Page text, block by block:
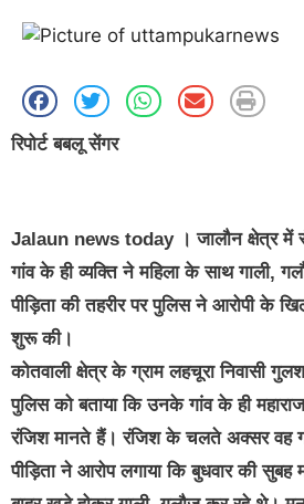
रिपोर्ट बबलू सेंगर
Jalaun news today । जालौन क्षेत्र में
गांव के ही व्यक्ति ने महिला के साथ गाली,
पीड़िता की तहरीर पर पुलिस ने आरोपी के
शुरू की।
कोतवाली क्षेत्र के ग्राम लहचूरा निवासी
पुलिस को बताया कि उनके गांव के ही
रंजिश मानते हैं। रंजिश के चलते अक्सर वह
पीड़िता ने आरोप लगाया कि बुधवार की